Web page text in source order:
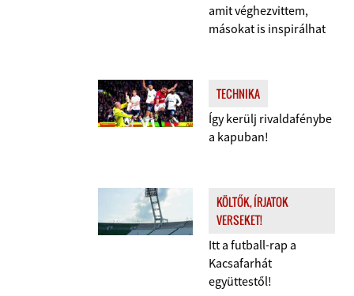
amit véghezvittem,
másokat is inspirálhat
TECHNIKA
Így kerülj rivaldafénybe
a kapuban!
KÖLTŐK, ÍRJATOK
VERSEKET!
Itt a futball-rap a
Kacsafarhát
együttestől!